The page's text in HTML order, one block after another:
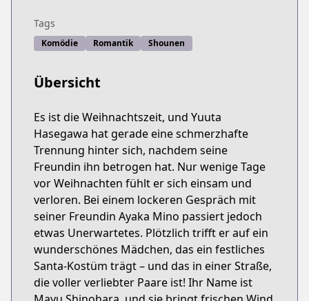
Tags
Komödie Romantik Shounen
Übersicht
Es ist die Weihnachtszeit, und Yuuta
Hasegawa hat gerade eine schmerzhafte
Trennung hinter sich, nachdem seine
Freundin ihn betrogen hat. Nur wenige Tage
vor Weihnachten fühlt er sich einsam und
verloren. Bei einem lockeren Gespräch mit
seiner Freundin Ayaka Mino passiert jedoch
etwas Unerwartetes. Plötzlich trifft er auf ein
wunderschönes Mädchen, das ein festliches
Santa-Kostüm trägt – und das in einer Straße,
die voller verliebter Paare ist! Ihr Name ist